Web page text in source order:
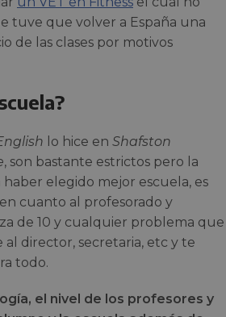
tuve que volver a España una
de las clases por motivos
lo hice en Shafston
, son bastante estrictos pero la
elegido mejor escuela, es
cuanto al profesorado y
de 10 y cualquier problema que
director, secretaria, etc y te
todo.
el nivel de los profesores y